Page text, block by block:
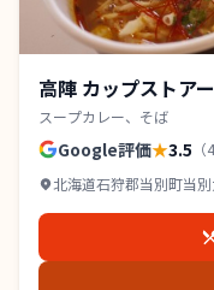
高陣 カップストアー
スープカレー、そば
Google評価★3.5 （
北海道石狩郡当別町当